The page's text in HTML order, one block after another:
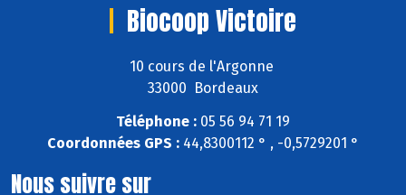
Biocoop Victoire
10 cours de l'Argonne
33000 Bordeaux
Téléphone : 05 56 94 71 19
Coordonnées GPS : 44,8300112 ° , -0,5729201 °
Nous suivre sur